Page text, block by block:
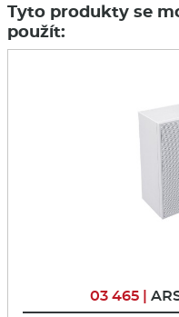
Tyto produkty se
použít:
03 465 |